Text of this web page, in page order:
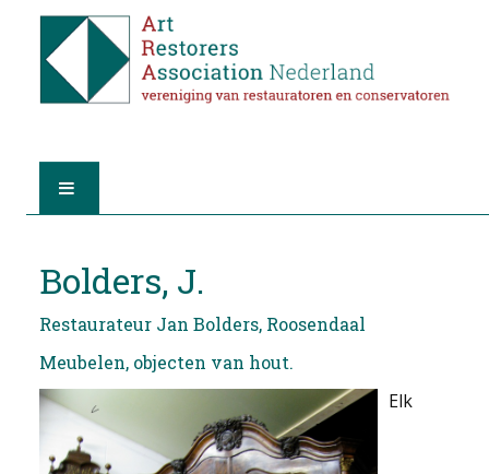
OVER A.R.A.
DE RESTAURATOREN
LID WORDEN
VIND EEN RESTAURATOR
Bolders, J.
Restaurateur Jan Bolders, Roosendaal
Meubelen, objecten van hout.
Elk